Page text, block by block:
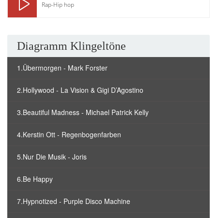
Rap-Hip hop
Diagramm Klingeltöne
1.Übermorgen - Mark Forster
2.Hollywood - La Vision & Gigi D’Agostino
3.Beautiful Madness - Michael Patrick Kelly
4.Kerstin Ott - Regenbogenfarben
5.Nur Die Musik - Joris
6.Be Happy
7.Hypnotized - Purple Disco Machine